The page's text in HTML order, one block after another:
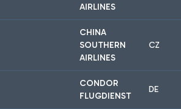
AIRLINES
CHINA
SOUTHERN
AIRLINES
CZ
CONDOR
FLUGDIENST
DE